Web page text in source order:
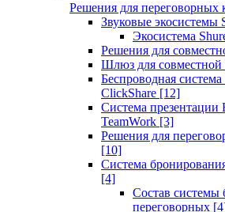
Решения для переговорных
Звуковые экосистемы
Экосистема
Решения для
Шлюз для совместной
Беспроводная
ClickShare [12]
Система презентации
TeamWork [3]
Решения для
[10]
Система
[4]
Состав системы
переговорных